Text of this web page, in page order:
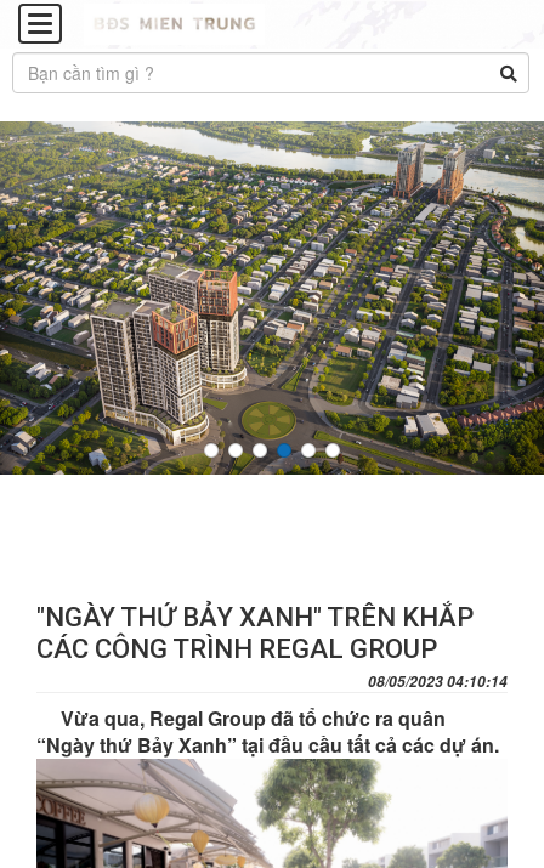
"NGÀY THỨ BẢY XANH" TRÊN KHẮP
CÁC CÔNG TRÌNH REGAL GROUP
08/05/2023 04:10:14
Vừa qua, Regal Group đã tổ chức ra quân
“Ngày thứ Bảy Xanh” tại đầu cầu tất cả các dự án.